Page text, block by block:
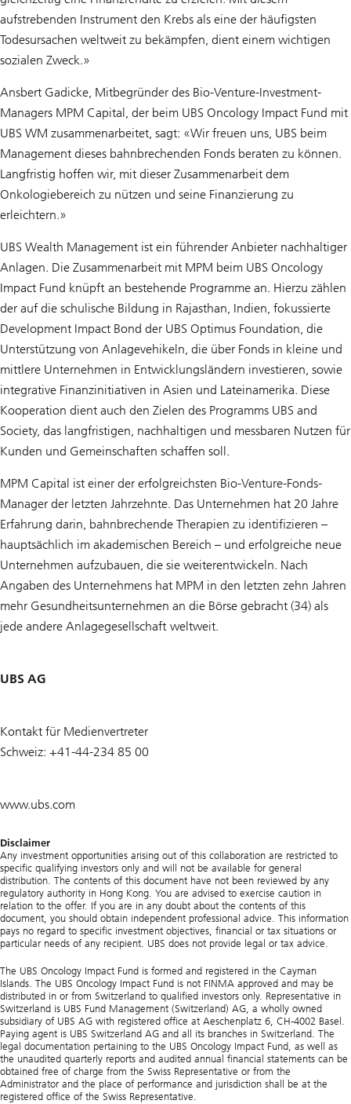
aufstrebenden Instrument den Krebs als eine der häufigsten
Todesursachen weltweit zu bekämpfen, dient einem wichtigen
sozialen Zweck.»
Ansbert Gadicke, Mitbegründer des Bio-Venture-Investment-
Managers MPM Capital, der beim UBS Oncology Impact Fund mit
UBS WM zusammenarbeitet, sagt: «Wir freuen uns, UBS beim
Management dieses bahnbrechenden Fonds beraten zu können.
Langfristig hoffen wir, mit dieser Zusammenarbeit dem
Onkologiebereich zu nützen und seine Finanzierung zu
erleichtern.»
UBS Wealth Management ist ein führender Anbieter nachhaltiger
Anlagen. Die Zusammenarbeit mit MPM beim UBS Oncology
Impact Fund knüpft an bestehende Programme an. Hierzu zählen
der auf die schulische Bildung in Rajasthan, Indien, fokussierte
Development Impact Bond der UBS Optimus Foundation, die
Unterstützung von Anlagevehikeln, die über Fonds in kleine und
mittlere Unternehmen in Entwicklungsländern investieren, sowie
integrative Finanzinitiativen in Asien und Lateinamerika. Diese
Kooperation dient auch den Zielen des Programms UBS and
Society, das langfristigen, nachhaltigen und messbaren Nutzen für
Kunden und Gemeinschaften schaffen soll.
MPM Capital ist einer der erfolgreichsten Bio-Venture-Fonds-
Manager der letzten Jahrzehnte. Das Unternehmen hat 20 Jahre
Erfahrung darin, bahnbrechende Therapien zu identifizieren –
hauptsächlich im akademischen Bereich – und erfolgreiche neue
Unternehmen aufzubauen, die sie weiterentwickeln. Nach
Angaben des Unternehmens hat MPM in den letzten zehn Jahren
mehr Gesundheitsunternehmen an die Börse gebracht (34) als
jede andere Anlagegesellschaft weltweit.
UBS AG
Kontakt für Medienvertreter
Schweiz: +41-44-234 85 00
www.ubs.com
Disclaimer
Any investment opportunities arising out of this collaboration are restricted to
specific qualifying investors only and will not be available for general
distribution. The contents of this document have not been reviewed by any
regulatory authority in Hong Kong. You are advised to exercise caution in
relation to the offer. If you are in any doubt about the contents of this
document, you should obtain independent professional advice. This information
pays no regard to specific investment objectives, financial or tax situations or
particular needs of any recipient. UBS does not provide legal or tax advice.
The UBS Oncology Impact Fund is formed and registered in the Cayman
Islands. The UBS Oncology Impact Fund is not FINMA approved and may be
distributed in or from Switzerland to qualified investors only. Representative in
Switzerland is UBS Fund Management (Switzerland) AG, a wholly owned
subsidiary of UBS AG with registered office at Aeschenplatz 6, CH-4002 Basel.
Paying agent is UBS Switzerland AG and all its branches in Switzerland. The
legal documentation pertaining to the UBS Oncology Impact Fund, as well as
the unaudited quarterly reports and audited annual financial statements can be
obtained free of charge from the Swiss Representative or from the
Administrator and the place of performance and jurisdiction shall be at the
registered office of the Swiss Representative.